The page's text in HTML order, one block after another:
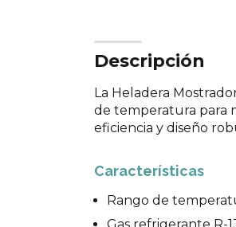
Descripción
La Heladera
de temperatura para
eficiencia y diseño
Características
Rango de